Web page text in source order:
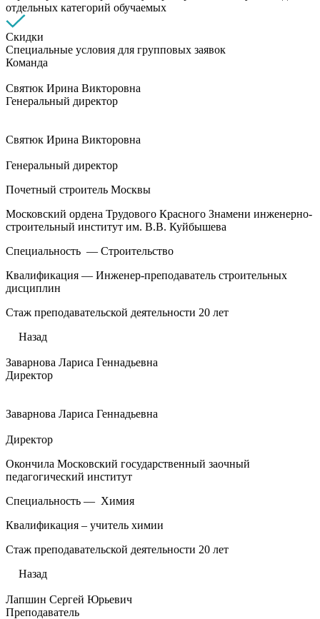
отдельных категорий обучаемых
Скидки
Специальные условия для групповых заявок
Команда
Святюк Ирина Викторовна
Генеральный директор
Святюк Ирина Викторовна
Генеральный директор
Почетный строитель Москвы
Московский ордена Трудового Красного Знамени инженерно-
строительный институт им. В.В. Куйбышева
Специальность — Строительство
Квалификация — Инженер-преподаватель строительных
дисциплин
Стаж преподавательской деятельности 20 лет
Назад
Заварнова Лариса Геннадьевна
Директор
Заварнова Лариса Геннадьевна
Директор
Окончила Московский государственный заочный
педагогический институт
Специальность — Химия
Квалификация – учитель химии
Стаж преподавательской деятельности 20 лет
Назад
Лапшин Сергей Юрьевич
Преподаватель